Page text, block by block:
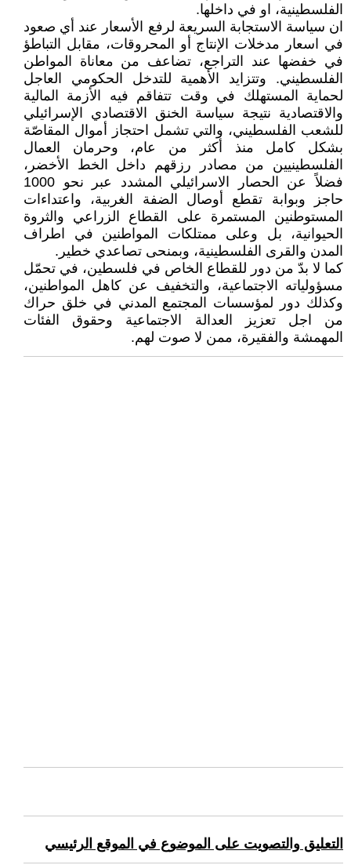
الفلسطينية، او في داخلها.
ان سياسة الاستجابة السريعة لرفع الأسعار عند أي صعود
في اسعار مدخلات الإنتاج أو المحروقات، مقابل التباطؤ
في خفضها عند التراجع، تضاعف من معاناة المواطن
الفلسطيني. وتتزايد الأهمية للتدخل الحكومي العاجل
لحماية المستهلك في وقت تتفاقم فيه الأزمة المالية
والاقتصادية نتيجة سياسة الخنق الاقتصادي الإسرائيلي
للشعب الفلسطيني، والتي تشمل احتجاز أموال المقاصّة
بشكل كامل منذ أكثر من عام، وحرمان العمال
الفلسطينيين من مصادر رزقهم داخل الخط الأخضر،
فضلاً عن الحصار الاسرائيلي المشدد عبر نحو 1000
حاجز وبوابة تقطع أوصال الضفة الغربية، واعتداءات
المستوطنين المستمرة على القطاع الزراعي والثروة
الحيوانية، بل وعلى ممتلكات المواطنين في اطراف
المدن والقرى الفلسطينية، وبمنحى تصاعدي خطير.
كما لا بدّ من دور للقطاع الخاص في فلسطين، في تحمّل
مسؤولياته الاجتماعية، والتخفيف عن كاهل المواطنين،
وكذلك دور لمؤسسات المجتمع المدني في خلق حراك
من اجل تعزيز العدالة الاجتماعية وحقوق الفئات
المهمشة والفقيرة، ممن لا صوت لهم.
التعليق والتصويت على الموضوع في الموقع الرئيسي